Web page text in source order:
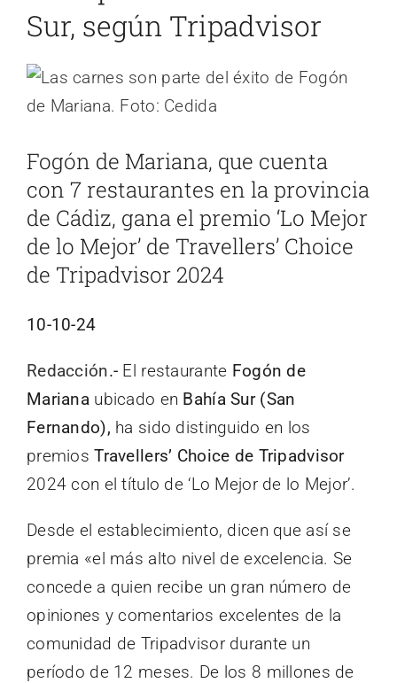
Sur, según Tripadvisor
Ver
imagen
grande
Fogón de Mariana, que cuenta
con 7 restaurantes en la provincia
de Cádiz, gana el premio ‘Lo Mejor
de lo Mejor’ de Travellers’ Choice
de Tripadvisor 2024
10-10-24
Redacción.- El restaurante Fogón de
Mariana ubicado en Bahía Sur (San
Fernando), ha sido distinguido en los
premiosTravellers’ Choice de Tripadvisor
2024 con el título de ‘Lo Mejor de lo Mejor’.
Desde el establecimiento, dicen que así se
premia «el más alto nivel de excelencia. Se
concede a quien recibe un gran número de
opiniones y comentarios excelentes de la
comunidad de Tripadvisor durante un
período de 12 meses. De los 8 millones de